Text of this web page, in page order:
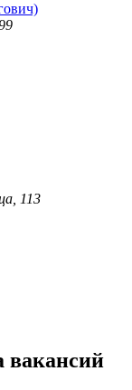
113
вакансий